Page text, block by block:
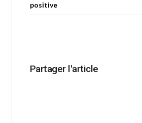
positive
Partager l'article